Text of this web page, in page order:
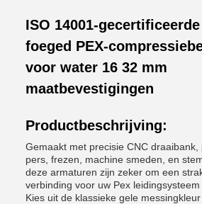
ISO 14001-
foeged PEX-
voor water 16 32 mm
maatbevestigingen
Productbeschrijving:
Gemaakt met precisie CNC draaibank,
pers, frezen, machine smeden, en
deze armaturen zijn zeker om een
verbinding voor uw Pex leidingsysteem
Kies uit de klassieke gele